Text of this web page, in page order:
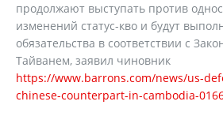
продолжают выступать против
изменений статус-кво и будут
обязательства в соответствии с
Тайванем, заявил чиновник
https://www.barrons.com/news/us-
chinese-counterpart-in-cambodia-